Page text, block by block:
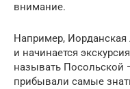
внимание.
Например, Иорданская
и начинается
называть
прибывали самые